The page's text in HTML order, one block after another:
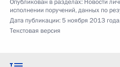
Опубликован в разделах: Новости
исполнении поручений, данных по
Дата публикации:5 ноября 2013
Текстовая версия